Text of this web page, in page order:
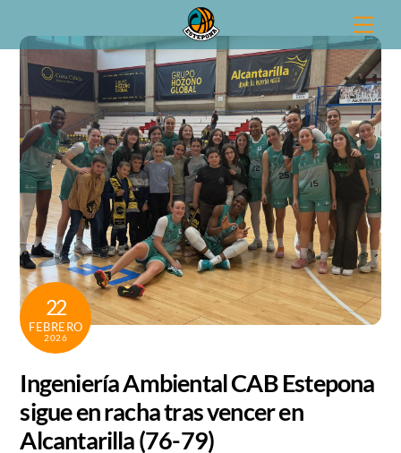
22
FEBRERO
2026
Ingeniería Ambiental CAB Estepona
sigue en racha tras vencer en
Alcantarilla (76-79)